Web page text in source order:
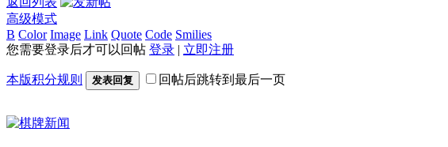
高级模式
B Color Image Link Quote Code Smilies
您需要登录后才可以回帖 登录 | 立即注册
本版积分规则 发表回复 回帖后跳转到最后一页